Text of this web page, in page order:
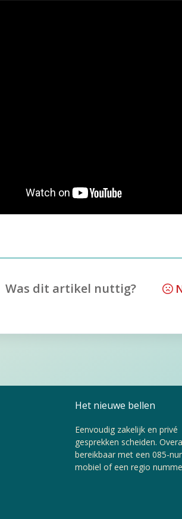
Was dit artikel nuttig?
Het nieuwe bellen
Eenvoudig zakelijk en privé
gesprekken scheiden.
bereikbaar met een 085-
mobiel of een regio